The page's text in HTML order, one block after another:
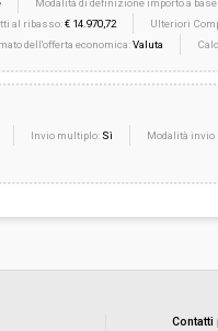
Modalità di definizione importo a base
al ribasso:€ 14.970,72
Ulteriori
dell'offerta economica:Valuta
Invio multiplo: Sì
Modalità invio